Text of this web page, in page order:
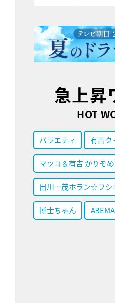
急上昇
HOT
バラエティ 有吉ク
マツコ＆有吉 かりそ
出川一茂ホラン☆フシ
博士ちゃん ABEMA